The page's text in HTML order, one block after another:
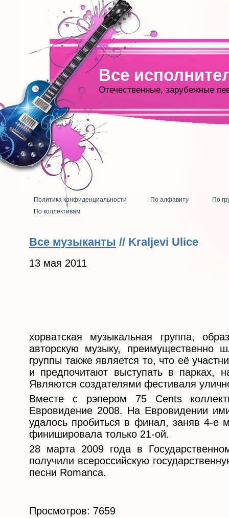
Все
Отечественные, зарубежные
Политика конфиденциальности По алфавиту
По
По коллективам
Все музыканты // Kraljevi Ulice
13 мая 2011
хорватская музыкальная группа,
авторскую музыку, преимущественно
группы также является то, что её
и предпочитают выступать в парках,
Являются создателями фестиваля
Вместе с рэпером 75 Cents
Евровидение 2008. На Евровидении
удалось пробиться в финал, заняв 4-
финишировала только 21-ой.
28 марта 2009 года в
получили всероссийскую
песни Romanca.
Просмотров: 7659